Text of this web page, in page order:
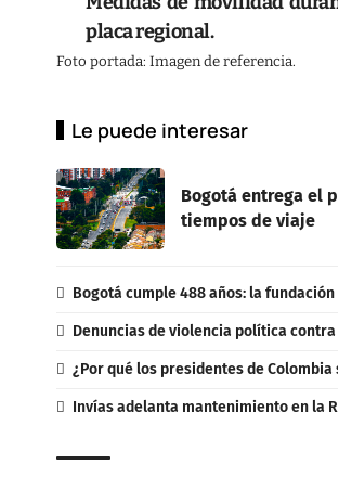
placa regional.
Foto portada: Imagen de referencia.
Le puede interesar
Bogotá entrega el
tiempos de viaje
Bogotá cumple 488 años: la
Denuncias de violencia política
¿Por qué los presidentes de Colombia
Invías adelanta mantenimiento en la